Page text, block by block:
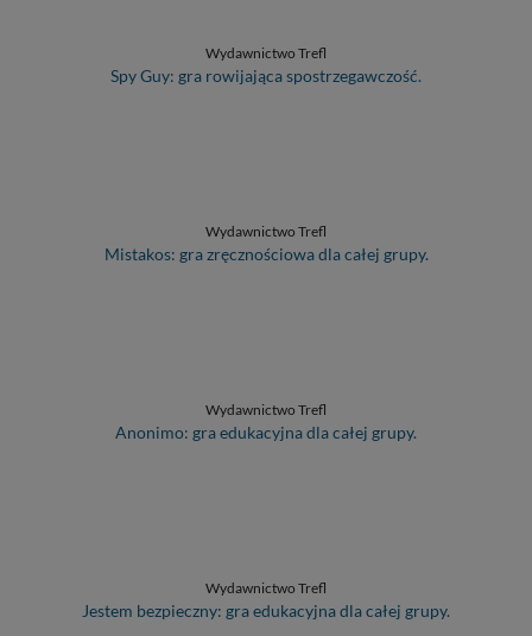
Wydawnictwo Trefl
Spy Guy: gra rowijająca spostrzegawczość.
Wydawnictwo Trefl
Mistakos: gra zręcznościowa dla całej grupy.
Wydawnictwo Trefl
Anonimo: gra edukacyjna dla całej grupy.
Wydawnictwo Trefl
Jestem bezpieczny: gra edukacyjna dla całej grupy.